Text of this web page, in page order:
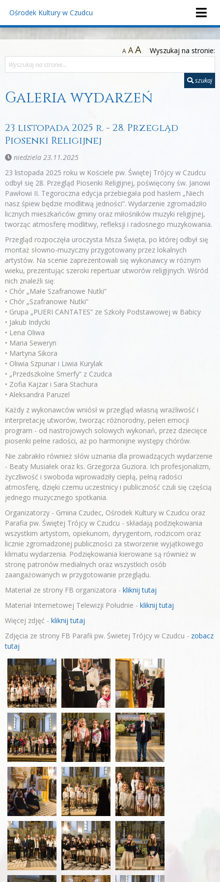
Ośrodek Kultury w Czudcu
A AA Wyszukaj na stronie:
szukaj
Galeria wydarzeń
23 listopada 2025 r. - 28. Przegląd
Piosenki Religijnej
niedziela 23.11.2025
23 listopada 2025 roku w Kościele pw. Świętej Trójcy w Czudcu
odbył się 28. Przegląd Piosenki Religijnej, poświęcony św. Janowi
Pawłowi II. Tegoroczna edycja przebiegała pod hasłem „Niech
nasz śpiew będzie modlitwą jedności”. Wydarzenie zgromadziło
licznych mieszkańców gminy oraz miłośników muzyki religijnej,
tworząc atmosferę modlitwy, refleksji i radosnego muzykowania.
Przegląd rozpoczęła uroczysta Msza Święta, po której odbył się
montaż słowno-muzyczny przygotowany przez lokalnych
artystów. Na scenie zaprezentowali się wykonawcy w różnym
wieku, prezentując szeroki repertuar utworów religijnych. Wśród
nich znaleźli się:
• Chór „Małe Szafranowe Nutki”
• Chór „Szafranowe Nutki”
• Grupa „PUERI CANTATES” ze Szkoły Podstawowej w Babicy
• Jakub Indycki
• Lena Oliwa
• Maria Seweryn
• Martyna Sikora
• Oliwia Szpunar i Liwia Kurylak
• „Przedszkolne Smerfy” z Czudca
• Zofia Kajzar i Sara Stachura
• Aleksandra Paruzel
Każdy z wykonawców wniósł w przegląd własną wrażliwość i
interpretację utworów, tworząc różnorodny, pełen emocji
program - od nastrojowych solowych wykonań, przez dziecięce
piosenki pełne radości, aż po harmonijne występy chórów.
Nie zabrakło również słów uznania dla prowadzących wydarzenie
- Beaty Musiałek oraz ks. Grzegorza Guziora. Ich profesjonalizm,
życzliwość i swoboda wprowadziły ciepłą, pełną radości
atmosferę, dzięki czemu uczestnicy i publiczność czuli się częścią
jednego muzycznego spotkania.
Organizatorzy - Gmina Czudec, Ośrodek Kultury w Czudcu oraz
Parafia pw. Świętej Trójcy w Czudcu - składają podziękowania
wszystkim artystom, opiekunom, dyrygentom, rodzicom oraz
licznie zgromadzonej publiczności za stworzenie wyjątkowego
klimatu wydarzenia. Podziękowania kierowane są również w
stronę patronów medialnych oraz wszystkich osób
zaangażowanych w przygotowanie przeglądu.
Materiał ze strony FB organizatora - kliknij tutaj
Materiał Internetowej Telewizji Południe - kliknij tutaj
Więcej zdjęć - kliknij tutaj
Zdjęcia ze strony FB Parafii pw. Świetej Trójcy w Czudcu - zobacz
tutaj